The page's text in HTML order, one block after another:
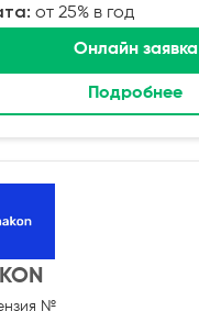
от 25% в год
Онлайн заявка
Подробнее
№